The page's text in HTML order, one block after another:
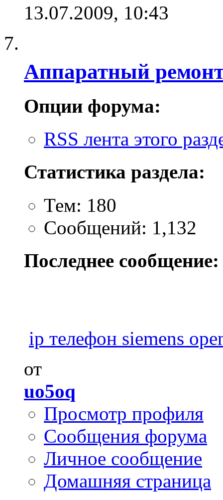
13.07.2009, 10:43
Аппаратный
Опции форума:
RSS лента этого
Статистика раздела:
Тем: 180
Сообщений: 1,132
Последнее сообщение:
ip телефон siemens
от
uo5oq
Просмотр профиля
Сообщения форума
Личное сообщение
Домашняя страница